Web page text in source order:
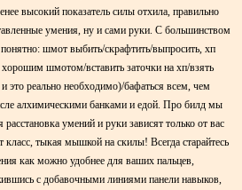
высокий показатель силы отхила, правильно
умения, ну и сами руки. С большинством
шмот выбить/скрафтить/выпросить, хп
хорошим шмотом/вставить заточки на хп/взять
это реально необходимо)/бафаться всем, чем
алхимическими банками и едой. Про билд мы
умений и руки зависят только от вас
класс, тыкая мышкой на скилы! Всегда старайтесь
как можно удобнее для ваших пальцев,
с добавочными линиями панели навыков,